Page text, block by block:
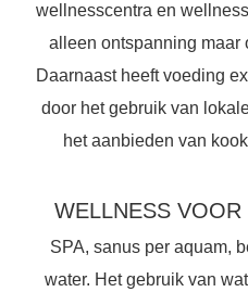
wellnesscentra en
alleen ontspanning maar
Daarnaast heeft voeding
door het gebruik van
het aanbieden van
WELLNESS
SPA, sanus per aquam,
water. Het gebruik van